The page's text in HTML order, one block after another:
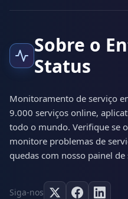
Sobre o
Status
Monitoramento de serviço
9.000 serviços online,
todo o mundo. Verifique se
monitore problemas de
quedas com nosso painel
Siga-nos